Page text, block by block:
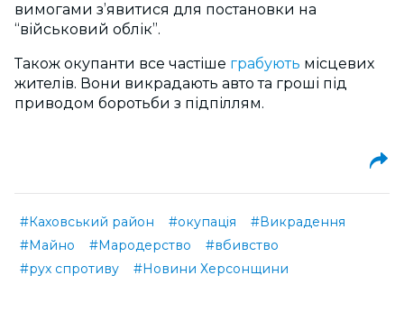
вимогами з’явитися для постановки на
“військовий облік”.
Також окупанти все частіше грабують місцевих
жителів. Вони викрадають авто та гроші під
приводом боротьби з підпіллям.
#Каховський район #окупація
#Викрадення
#Майно
#Мародерство
#вбивство
#рух спротиву
#Новини Херсонщини